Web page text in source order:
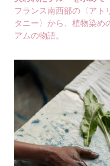
フランス南西部の〈アト
タニー〉から、植物染め
アムの物語。